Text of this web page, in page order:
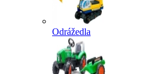
Odrážedla